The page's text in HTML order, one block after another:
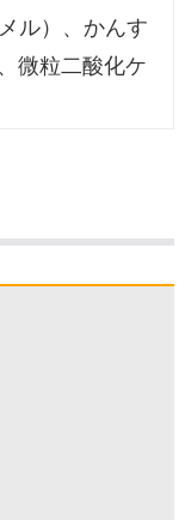
ル）、かんす
微粒二酸化ケ